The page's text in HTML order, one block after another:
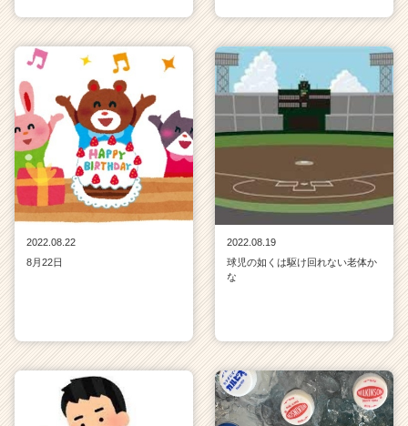
2022.08.22
8月22日
2022.08.19
球児の如くは駆け回れない老体か
な